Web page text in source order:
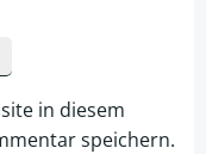
in diesem
speichern.